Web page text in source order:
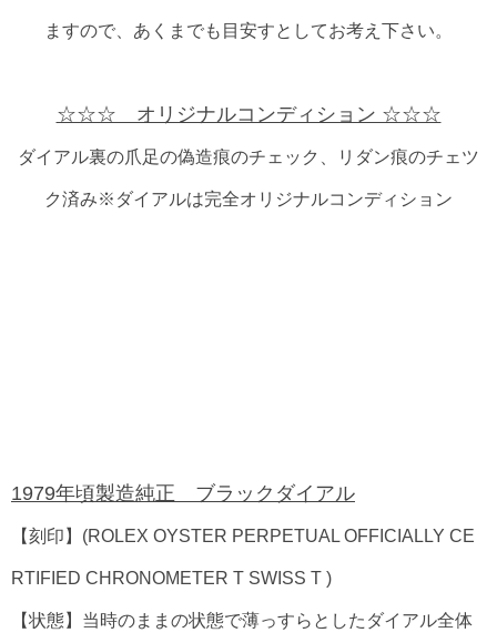
ますので、あくまでも目安すとしてお考え下さい。
☆☆☆ オリジナルコンディション ☆☆☆
ダイアル裏の爪足の偽造痕のチェック、リダン痕のチェツ
ク済み※ダイアルは完全オリジナルコンディション
1979年頃製造純正 ブラックダイアル
【刻印】(ROLEX OYSTER PERPETUAL OFFICIALLY CE
RTIFIED CHRONOMETER T SWISS T )
【状態】当時のままの状態で薄っすらとしたダイアル全体